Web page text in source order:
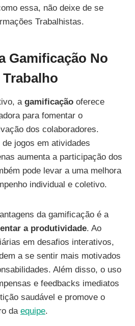
essa, não deixe de se
Trabalhistas.
Gamificação No
a gamificação oferece
para fomentar o
dos colaboradores.
de jogos em atividades
aumenta a participação dos
pode levar a uma melhora
individual e coletivo.
da gamificação é a
a produtividade. Ao
em desafios interativos,
a se sentir mais motivados
Além disso, o uso
e feedbacks imediatos
saudável e promove o
da equipe.